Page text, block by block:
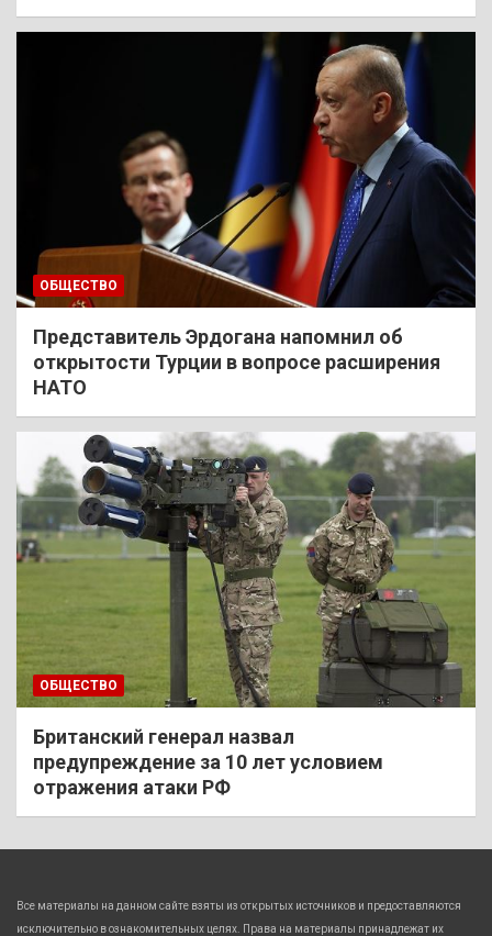
ОБЩЕСТВО
Представитель Эрдогана напомнил об
открытости Турции в вопросе расширения
НАТО
ОБЩЕСТВО
Британский генерал назвал
предупреждение за 10 лет условием
отражения атаки РФ
Все материалы на данном сайте взяты из открытых источников и предоставляются
исключительно в ознакомительных целях. Права на материалы принадлежат их